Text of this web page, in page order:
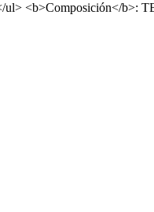
ul> <b>Composición</b>: